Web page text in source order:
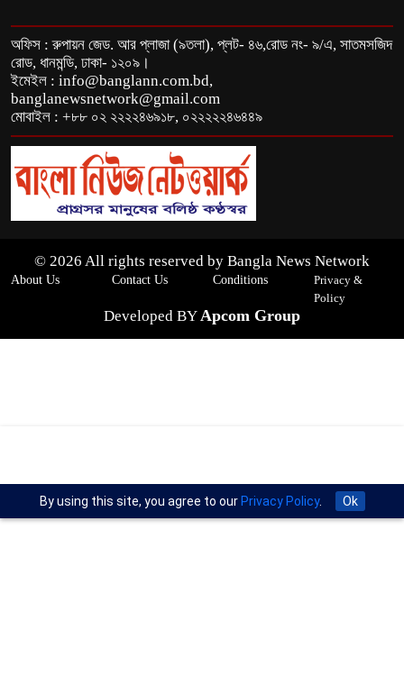
অফিস : রুপায়ন জেড. আর প্লাজা (৯তলা), প্লট- ৪৬,রোড নং- ৯/এ, সাতমসজিদ
রোড, ধানমন্ডি, ঢাকা- ১২০৯।
ইমেইল : info@banglann.com.bd,
banglanewsnetwork@gmail.com
মোবাইল : +৮৮ ০২ ২২২২৪৬৯১৮, ০২২২২২৪৬৪৪৯
© 2026 All rights reserved by Bangla News Network
About Us Contact Us Conditions
Privacy &
Policy
Developed BYApcom Group
By using this site, you agree to our Privacy Policy. Ok